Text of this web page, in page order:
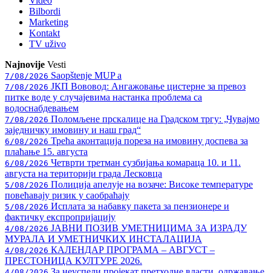
Bilbordi
Marketing
Kontakt
TV uživo
Najnovije Vesti
7/08/2026 Saopštenje MUP a
7/08/2026 ЈКП Вововод: Ангажовање цистерне за превоз
питке воде у случајевима настанка проблема са
водоснабдевањем
7/08/2026 Поломљене прскалице на Градском тргу: „Чувајмо
заједничку имовину и наш град“
6/08/2026 Трећа аконтација пореза на имовину доспева за
плаћање 15. августа
6/08/2026 Четврти третман сузбијања комараца 10. и 11.
августа на територији града Лесковца
5/08/2026 Полиција апелује на возаче: Високе температуре
повећавају ризик у саобраћају
5/08/2026 Исплата за набавку пакета за пензионере и
фактичку експропријацију
4/08/2026 ЈАВНИ ПОЗИВ УМЕТНИЦИМА ЗА ИЗРАДУ
МУРАЛА И УМЕТНИЧКИХ ИНСТАЛАЦИЈА
4/08/2026 КАЛЕНДАР ПРОГРАМА – АВГУСТ –
ПРЕСТОНИЦА КУЛТУРЕ 2026.